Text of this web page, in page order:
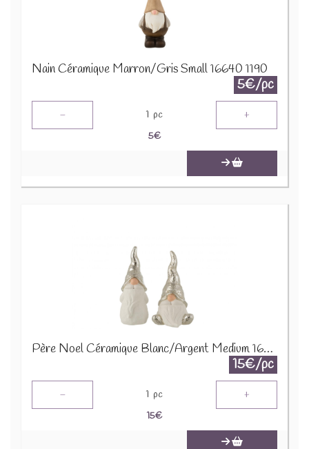
Nain Céramique Marron/Gris Small 16640 1190
5€/pc
- 1 pc +
5€
Père Noel Céramique Blanc/Argent Medium 16578
15€/pc
- 1 pc +
15€